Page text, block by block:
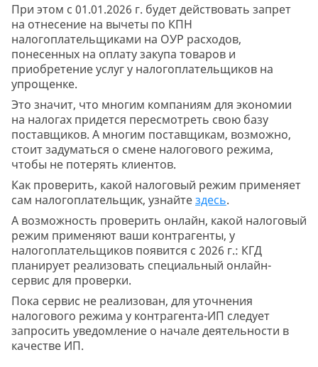
При этом с 01.01.2026 г. будет действовать запрет
на отнесение на вычеты по КПН
налогоплательщиками на ОУР расходов,
понесенных на оплату закупа товаров и
приобретение услуг у налогоплательщиков на
упрощенке.
Это значит, что многим компаниям для экономии
на налогах придется пересмотреть свою базу
поставщиков. А многим поставщикам, возможно,
стоит задуматься о смене налогового режима,
чтобы не потерять клиентов.
Как проверить, какой налоговый режим применяет
сам налогоплательщик, узнайтездесь.
А возможность проверить онлайн, какой налоговый
режим применяют ваши контрагенты, у
налогоплательщиков появится с 2026 г.: КГД
планирует реализовать специальный онлайн-
сервис для проверки.
Пока сервис не реализован, для уточнения
налогового режима у контрагента-ИП следует
запросить уведомление о начале деятельности в
качестве ИП.